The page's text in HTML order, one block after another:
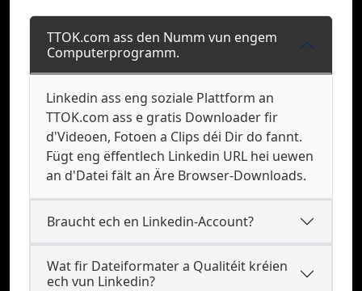
TTOK.com ass den Numm vun engem
Computerprogramm.
Linkedin ass eng soziale Plattform an
TTOK.com ass e gratis Downloader fir
d'Videoen, Fotoen a Clips déi Dir do fannt.
Fügt eng ëffentlech Linkedin URL hei uewen
an d'Datei fält an Äre Browser-Downloads.
Braucht ech en Linkedin-Account?
Wat fir Dateiformater a Qualitéit kréien
ech vun Linkedin?